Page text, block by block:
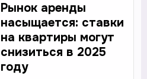
Рынок аренды
насыщается: ставки
на квартиры могут
снизиться в 2025
году